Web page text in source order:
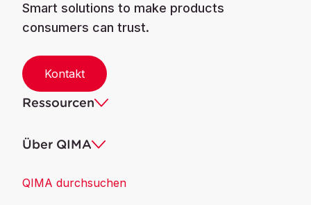
Smart solutions to make products
consumers can trust.
Kontakt
Ressourcen
Über QIMA
QIMA durchsuchen